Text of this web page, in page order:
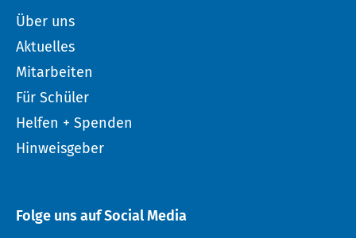
Über uns
Aktuelles
Mitarbeiten
Für Schüler
Helfen + Spenden
Hinweisgeber
Folge uns auf Social Media